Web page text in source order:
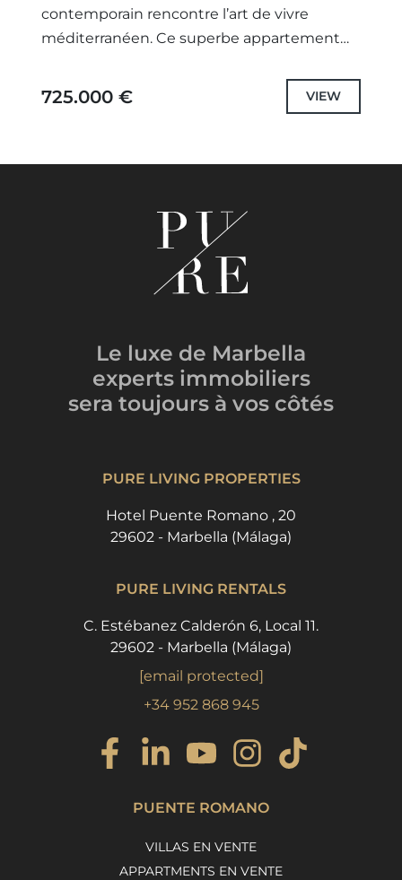
contemporain rencontre l’art de vivre
méditerranéen. Ce superbe appartement
espaces de vie spacieux, deux...
725.000 € VIEW
Le luxe de Marbella
experts immobiliers
sera toujours à vos côtés
PURE LIVING PROPERTIES
Hotel Puente Romano , 20
29602 - Marbella (Málaga)
PURE LIVING RENTALS
C. Estébanez Calderón 6, Local 11.
29602 - Marbella (Málaga)
[email protected]
+34 952 868 945
PUENTE ROMANO
VILLAS EN VENTE
APPARTMENTS EN VENTE